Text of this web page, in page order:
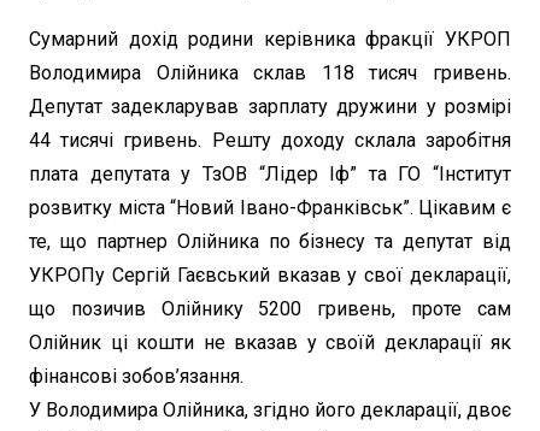
Сумарний дохід родини керівника фракції УКРОП
Володимира Олійника склав 118 тисяч гривень.
Депутат задекларував зарплату дружини у розмірі
44 тисячі гривень. Решту доходу склала заробітня
плата депутата у ТзОВ “Лідер Іф” та ГО “Інститут
розвитку міста “Новий Івано-Франківськ”. Цікавим є
те, що партнер Олійника по бізнесу та депутат від
УКРОПу Сергій Гаєвський вказав у свої декларації,
що позичив Олійнику 5200 гривень, проте сам
Олійник ці кошти не вказав у своїй декларації як
фінансові зобов’язання.
У Володимира Олійника, згідно його декларації, двоє